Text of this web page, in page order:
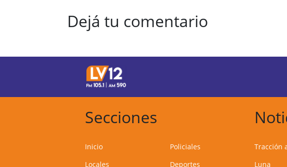
Dejá tu comentario
Secciones
Inicio
Locales
Policiales
Deportes
Tracción
Luna